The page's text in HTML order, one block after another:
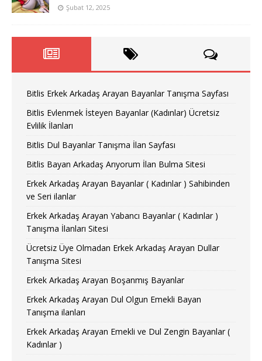
Şubat 12, 2025
Bitlis Erkek Arkadaş Arayan Bayanlar Tanışma Sayfası
Bitlis Evlenmek İsteyen Bayanlar (Kadınlar) Ücretsiz
Evlilik İlanları
Bitlis Dul Bayanlar Tanışma İlan Sayfası
Bitlis Bayan Arkadaş Arıyorum İlan Bulma Sitesi
Erkek Arkadaş Arayan Bayanlar ( Kadınlar ) Sahibinden
ve Seri ilanlar
Erkek Arkadaş Arayan Yabancı Bayanlar ( Kadınlar )
Tanışma İlanları Sitesi
Ücretsiz Üye Olmadan Erkek Arkadaş Arayan Dullar
Tanışma Sitesi
Erkek Arkadaş Arayan Boşanmış Bayanlar
Erkek Arkadaş Arayan Dul Olgun Emekli Bayan
Tanışma ilanları
Erkek Arkadaş Arayan Emekli ve Dul Zengin Bayanlar (
Kadınlar )